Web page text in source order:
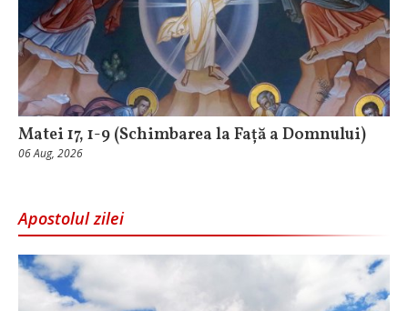
Matei 17, 1-9 (Schimbarea la Față a Domnului)
06 Aug, 2026
Apostolul zilei